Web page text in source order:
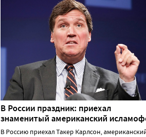
В России праздник: приехал
знаменитый американский
В Россию приехал Такер Карлсон,